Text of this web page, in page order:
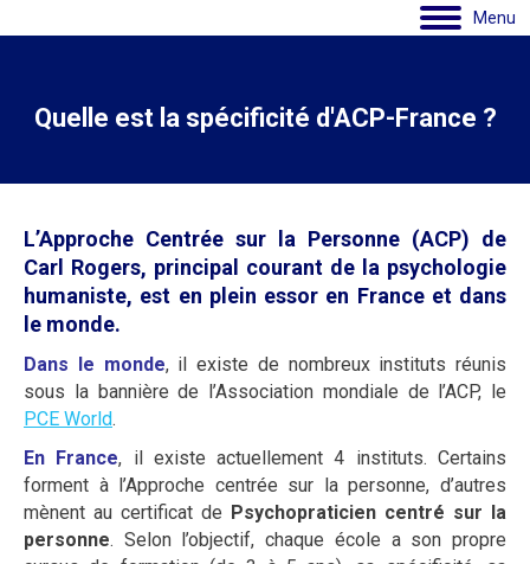
Menu
Quelle est la spécificité d'ACP-France ?
L’Approche Centrée sur la Personne (ACP) de
Carl Rogers, principal courant de la psychologie
humaniste, est en plein essor en France et dans
le monde.
Dans le monde, il existe de nombreux instituts réunis
sous la bannière de l’Association mondiale de l’ACP, le
PCE World.
En France, il existe actuellement 4 instituts. Certains
forment à l’Approche centrée sur la personne, d’autres
mènent au certificat de Psychopraticien centré sur la
personne. Selon l’objectif, chaque école a son propre